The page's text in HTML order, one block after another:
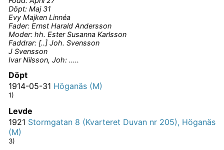
Döpt: Maj 31
Evy Majken Linnéa
Fader: Ernst Harald Andersson
Moder: hh. Ester Susanna Karlsson
Faddrar: [..] Joh. Svensson
J Svensson
Ivar Nilsson, Joh: .....
Döpt
1914-05-31 Höganäs (M)
1)
Levde
1921 Stormgatan 8 (Kvarteret Duvan nr 205), Höganäs
(M)
3)